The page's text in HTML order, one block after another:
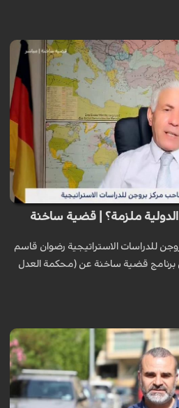
ملزمة؟ | قضية ساخنة
للدراسات الاستراتيجية رضوان قاسم
برنامج قضية ساخنة عن (محكمة العدل